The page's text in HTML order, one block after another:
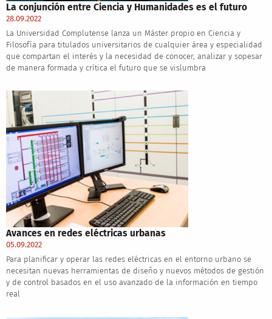
La conjunción entre Ciencia y Humanidades es el futuro
28.09.2022
La Universidad Complutense lanza un Máster propio en Ciencia y
Filosofía para titulados universitarios de cualquier área y especialidad
que compartan el interés y la necesidad de conocer, analizar y sopesar
de manera formada y crítica el futuro que se vislumbra
Avances en redes eléctricas urbanas
05.09.2022
Para planificar y operar las redes eléctricas en el entorno urbano se
necesitan nuevas herramientas de diseño y nuevos métodos de gestión
y de control basados en el uso avanzado de la información en tiempo
real